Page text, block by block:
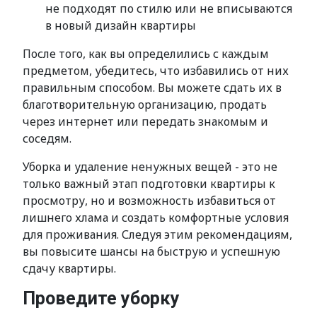
не подходят по стилю или не вписываются
в новый дизайн квартиры
После того, как вы определились с каждым
предметом, убедитесь, что избавились от них
правильным способом. Вы можете сдать их в
благотворительную организацию, продать
через интернет или передать знакомым и
соседям.
Уборка и удаление ненужных вещей - это не
только важный этап подготовки квартиры к
просмотру, но и возможность избавиться от
лишнего хлама и создать комфортные условия
для проживания. Следуя этим рекомендациям,
вы повысите шансы на быструю и успешную
сдачу квартиры.
Проведите уборку